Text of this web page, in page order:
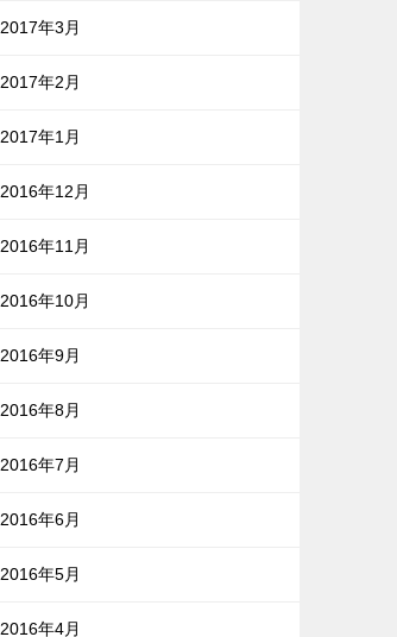
2017年3月
2017年2月
2017年1月
2016年12月
2016年11月
2016年10月
2016年9月
2016年8月
2016年7月
2016年6月
2016年5月
2016年4月